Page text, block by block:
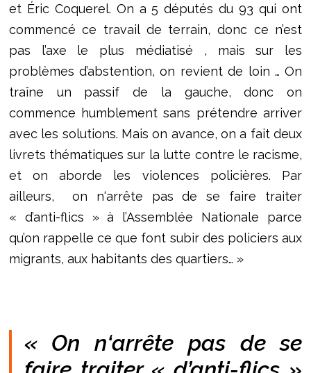
et Éric Coquerel. On a 5 députés du 93 qui ont
commencé ce travail de terrain, donc ce n’est
pas l’axe le plus médiatisé , mais sur les
problèmes d’abstention, on revient de loin … On
traîne un passif de la gauche, donc on
commence humblement sans prétendre arriver
avec les solutions. Mais on avance, on a fait deux
livrets thématiques sur la lutte contre le racisme,
et on aborde les violences policières. Par
ailleurs,
on n‘arrête pas de se faire traiter
« d’anti-flics » à l’Assemblée Nationale parce
qu’on rappelle ce que font subir des policiers aux
migrants, aux habitants des quartiers… »
« On n‘arrête pas de se